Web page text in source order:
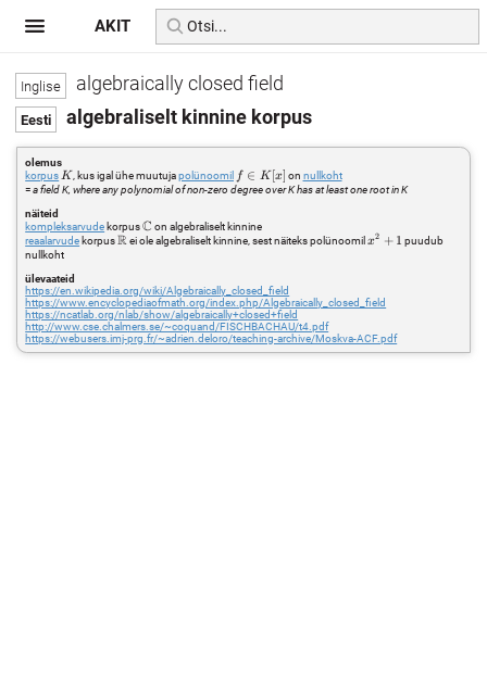
algebraically closed field
algebraliselt kinnine korpus
olemus
korpusK
K , kus igal ühe muutujapolünoomil f\in
K[x]
f ∈ K[x] on nullkoht
=a field K, where any polynomial of non-zero degree over K has at least one root in K
näiteid
kompleksarvude korpus\mathbb{C}
C on algebraliselt kinnine
reaalarvude korpus\mathbb{R}
Rei ole algebraliselt kinnine, sest näiteks polünoomilx^2+1
x2 + 1 puudub
nullkoht
ülevaateid
https://en.wikipedia.org/wiki/Algebraically_closed_field
https://www.encyclopediaofmath.org/index.php/Algebraically_closed_field
https://ncatlab.org/nlab/show/algebraically+closed+field
http://www.cse.chalmers.se/~coquand/FISCHBACHAU/t4.pdf
https://webusers.imj-prg.fr/~adrien.deloro/teaching-archive/Moskva-ACF.pdf
AKIT